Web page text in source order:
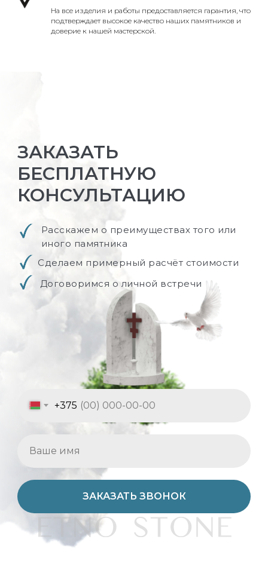
На все изделия и работы предоставляется гарантия, что
подтверждает высокое качество наших памятников и
доверие к нашей мастерской.
ЗАКАЗАТЬ
БЕСПЛАТНУЮ
КОНСУЛЬТАЦИЮ
+375
ЗАКАЗАТЬ ЗВОНОК
Расскажем о преимуществах того или
иного памятника
Сделаем примерный расчёт стоимости
Договоримся о личной встречи